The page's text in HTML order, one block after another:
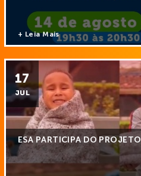
+ Leia Mais
17
JUL
ESA PARTICIPA DO